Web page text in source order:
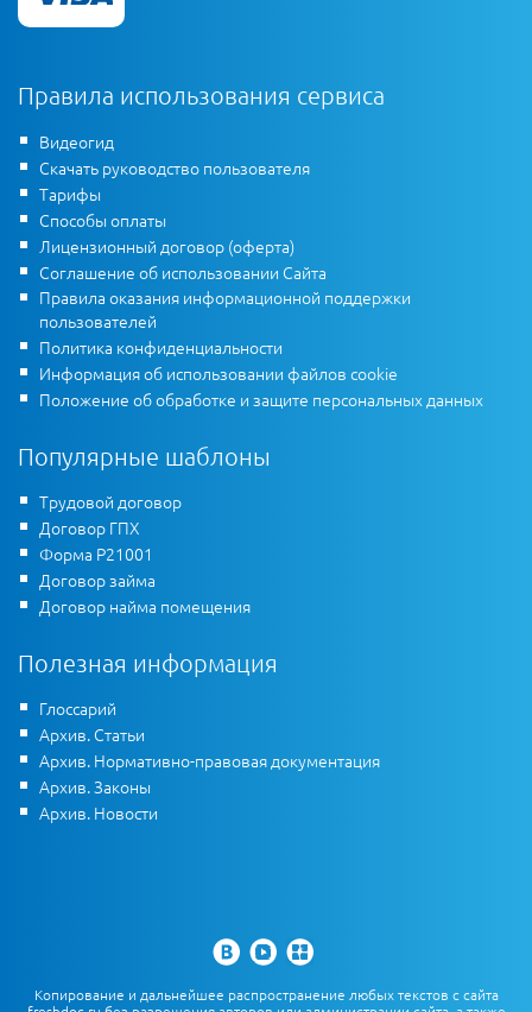
Правила использования сервиса
Видеогид
Скачать руководство пользователя
Тарифы
Способы оплаты
Лицензионный договор (оферта)
Соглашение об использовании Сайта
Правила оказания информационной поддержки
пользователей
Политика конфиденциальности
Информация об использовании файлов cookie
Положение об обработке и защите персональных данных
Популярные шаблоны
Трудовой договор
Договор ГПХ
Форма Р21001
Договор займа
Договор найма помещения
Полезная информация
Глоссарий
Архив. Статьи
Архив. Нормативно-правовая документация
Архив. Законы
Архив. Новости
Копирование и дальнейшее распространение любых текстов с сайта